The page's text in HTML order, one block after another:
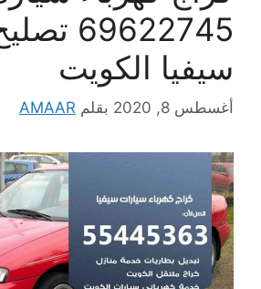
سيفيا الكويت
أغسطس 8, 2020 بقلم AMAAR